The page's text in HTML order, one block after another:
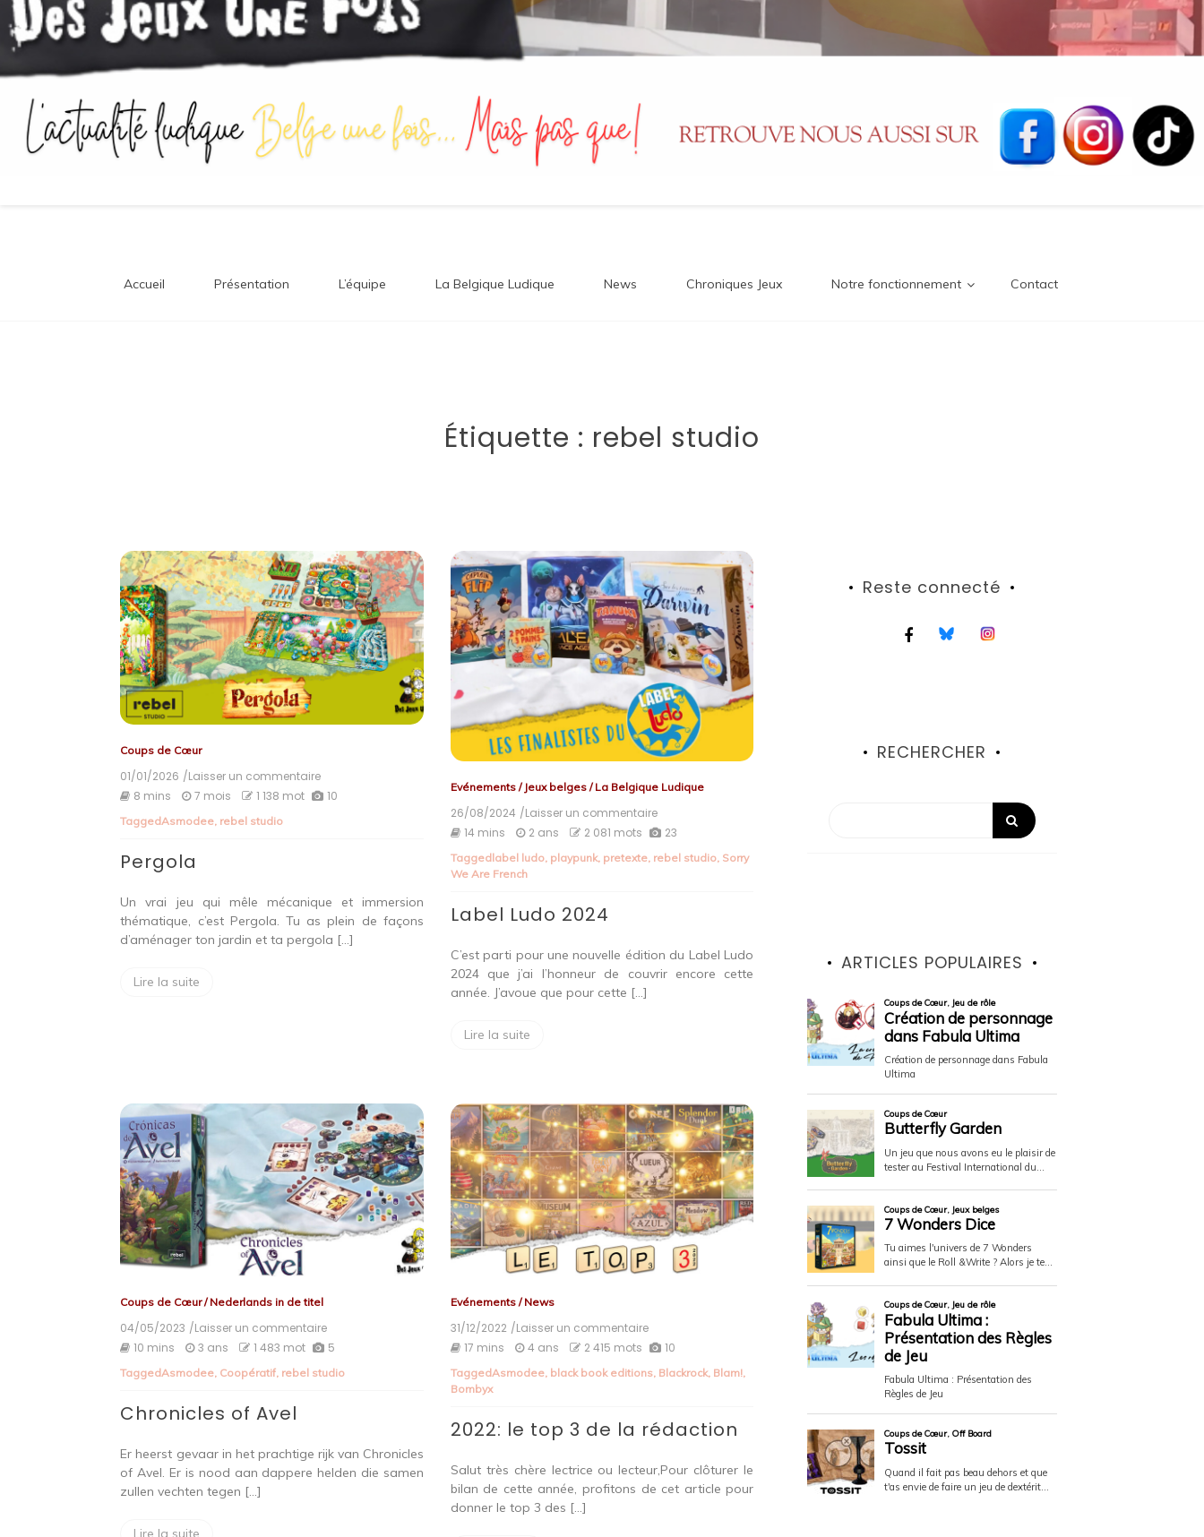
Accueil Présentation L’équipe La Belgique Ludique News Chroniques Jeux Notre fonctionnement Contact
Étiquette : rebel studio
Coups de Cœur
01/01/2026 /Laisser un commentaire
Pergola
8 mins 7 mois 1 138 mot 10
TaggedAsmodee, rebel studio
Pergola
Un vrai jeu qui mêle mécanique et immersion
thématique, c’est Pergola. Tu as plein de façons
d’aménager ton jardin et ta pergola […]
Lire la suite
Evénements/ Jeux belges/La Belgique Ludique
26/08/2024 /Laisser un commentaireon
Label
2024
14 mins 2 ans 2 081 mots 23
Taggedlabel ludo, playpunk, pretexte, rebel studio, Sorry
We Are French
Label Ludo 2024
C’est parti pour une nouvelle édition du Label Ludo
2024 que j’ai l’honneur de couvrir encore cette
année. J’avoue que pour cette […]
Lire la suite
Coups de Cœur/Nederlands in de titel
04/05/2023 /Laisser un commentaire
Chronicles
Avel
10 mins 3 ans 1 483 mot 5
TaggedAsmodee, Coopératif, rebel studio
Chronicles of Avel
Er heerst gevaar in het prachtige rijk van Chronicles
of Avel. Er is nood aan dappere helden die samen
zullen vechten tegen […]
Lire la suite
Evénements/News
31/12/2022 /Laisser un commentaireon
2022:
top
la
rédaction
17 mins 4 ans 2 415 mots 10
TaggedAsmodee, black book editions, Blackrock, Blam!,
Bombyx
2022: le top 3 de la rédaction
Salut très chère lectrice ou lecteur,Pour clôturer le
bilan de cette année, profitons de cet article pour
donner le top 3 des […]
Reste connecté
RECHERCHER
ARTICLES POPULAIRES